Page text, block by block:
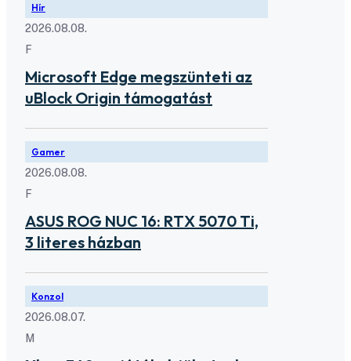
Hír
2026.08.08.
F
Microsoft Edge megszünteti az
uBlock Origin támogatást
Gamer
2026.08.08.
F
ASUS ROG NUC 16: RTX 5070 Ti,
3 literes házban
Konzol
2026.08.07.
M